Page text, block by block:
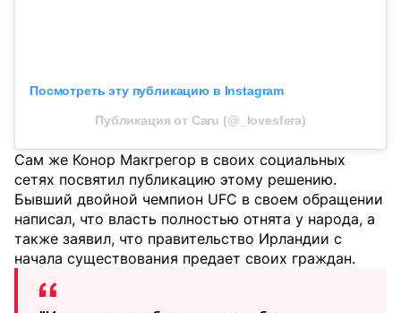
Посмотреть эту публикацию в Instagram
Публикация от Caru (@_lovesfera)
Сам же Конор Макгрегор в своих социальных
сетях посвятил публикацию этому решению.
Бывший двойной чемпион UFC в своем обращении
написал, что власть полностью отнята у народа, а
также заявил, что правительство Ирландии с
начала существования предает своих граждан.